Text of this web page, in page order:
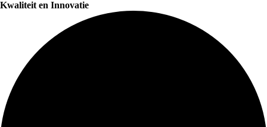
Kwaliteit en Innovatie